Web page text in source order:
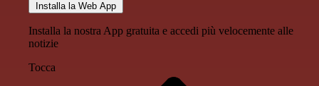
Installa la Web App
Installa la nostra App gratuita e accedi più velocemente alle
notizie
Tocca